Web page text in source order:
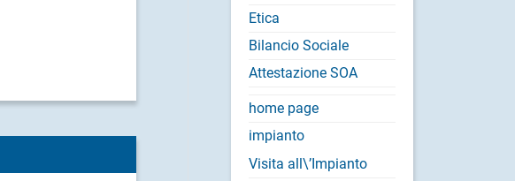
Etica
Bilancio Sociale
Attestazione SOA
home page
impianto
Visita all\’Impianto